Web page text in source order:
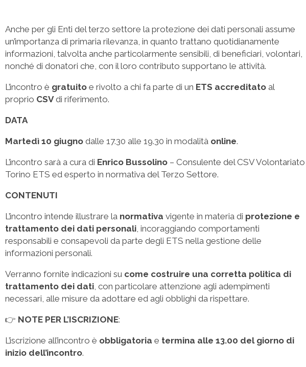
Anche per gli Enti del terzo settore la protezione dei dati personali assume
un’importanza di primaria rilevanza, in quanto trattano quotidianamente
informazioni, talvolta anche particolarmente sensibili, di beneficiari, volontari,
nonché di donatori che, con il loro contributo supportano le attività.
L’incontro è gratuito e rivolto a chi fa parte di un ETS accreditato al
proprio CSVdi riferimento.
DATA
Martedì 10 giugno dalle 17.30 alle 19.30 in modalità online.
L’incontro sarà a cura di Enrico Bussolino – Consulente del CSV Volontariato
Torino ETS ed esperto in normativa del Terzo Settore.
CONTENUTI
L’incontro intende illustrare la normativa vigente in materia di protezione e
trattamento dei dati personali, incoraggiando comportamenti
responsabili e consapevoli da parte degli ETS nella gestione delle
informazioni personali.
Verranno fornite indicazioni su come costruire una corretta politica di
trattamento dei dati, con particolare attenzione agli adempimenti
necessari, alle misure da adottare ed agli obblighi da rispettare.
👉 NOTE PER L’ISCRIZIONE:
L’iscrizione all’incontro è obbligatoria e termina alle 13.00 del giorno di
inizio dell’incontro.